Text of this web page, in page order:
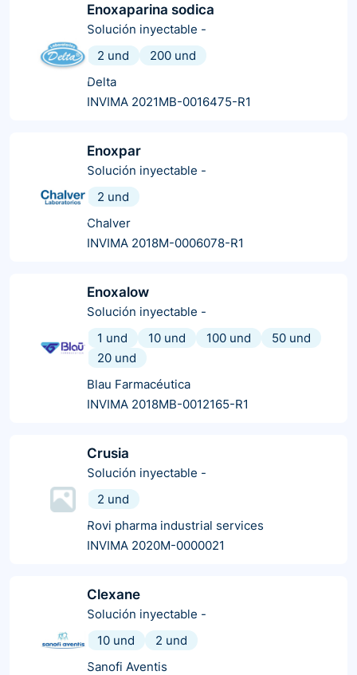
Enoxaparina sodica
Solución inyectable -
2 und
200 und
Delta
INVIMA 2021MB-0016475-R1
Enoxpar
Solución inyectable -
2 und
Chalver
INVIMA 2018M-0006078-R1
Enoxalow
Solución inyectable -
1 und
10 und 100 und
50 und
20 und
Blau Farmacéutica
INVIMA 2018MB-0012165-R1
Crusia
Solución inyectable -
2 und
Rovi pharma industrial services
INVIMA 2020M-0000021
Clexane
Solución inyectable -
10 und
2 und
Sanofi Aventis